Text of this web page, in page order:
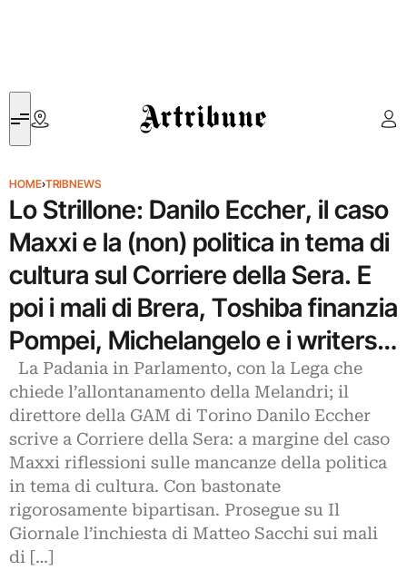
Artribune
HOME›TRIBNEWS
Lo Strillone: Danilo Eccher, il caso
Maxxi e la (non) politica in tema di
cultura sul Corriere della Sera. E
poi i mali di Brera, Toshiba finanzia
Pompei, Michelangelo e i writers…
La Padania in Parlamento, con la Lega che
chiede l’allontanamento della Melandri; il
direttore della GAM di Torino Danilo Eccher
scrive a Corriere della Sera: a margine del caso
Maxxi riflessioni sulle mancanze della politica
in tema di cultura. Con bastonate
rigorosamente bipartisan. Prosegue su Il
Giornale l’inchiesta di Matteo Sacchi sui mali
di […]